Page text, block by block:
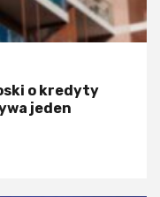
o kredyty
jeden